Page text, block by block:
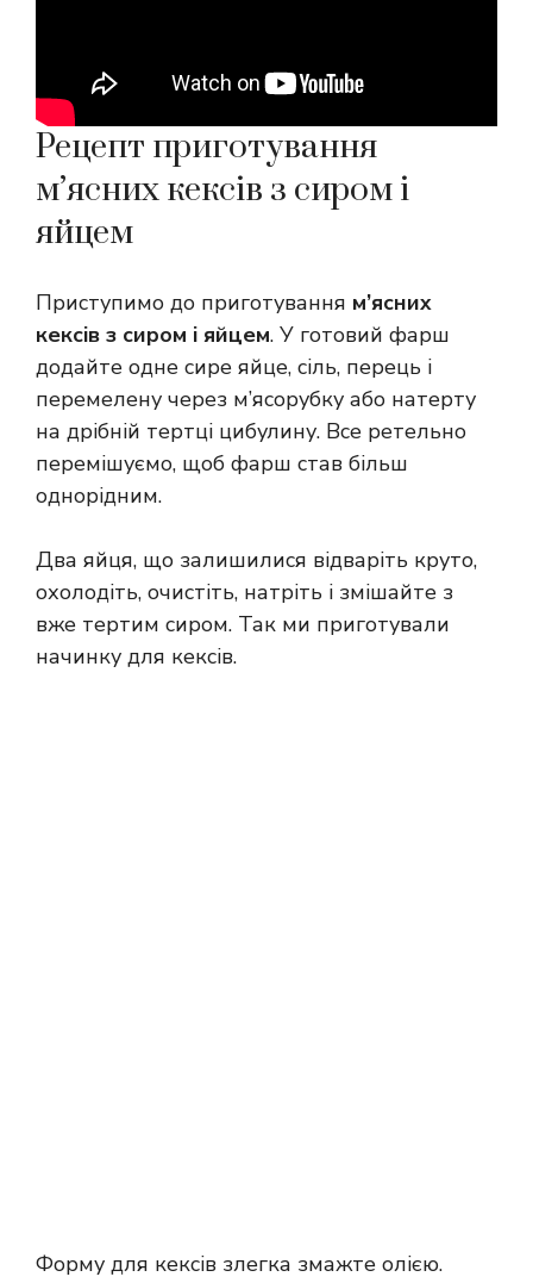
Рецепт приготування
м’ясних кексів з сиром і
яйцем
Приступимо до приготування м’ясних
кексів з сиром і яйцем. У готовий фарш
додайте одне сире яйце, сіль, перець і
перемелену через м’ясорубку або натерту
на дрібній тертці цибулину. Все ретельно
перемішуємо, щоб фарш став більш
однорідним.
Два яйця, що залишилися відваріть круто,
охолодіть, очистіть, натріть і змішайте з
вже тертим сиром. Так ми приготували
начинку для кексів.
Форму для кексів злегка змажте олією.